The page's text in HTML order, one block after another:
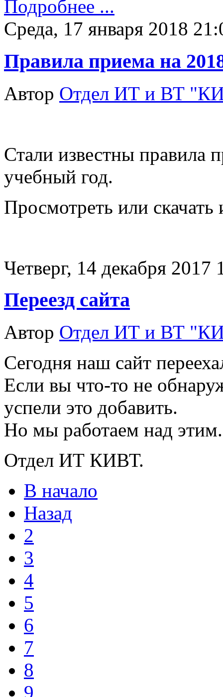
Подробнее ...
Среда, 17 января 2018
Правила приема на
Автор Отдел ИТ и ВТ
Стали известны
учебный год.
Просмотреть или
Четверг, 14 декабря 2017
Переезд сайта
Автор Отдел ИТ и ВТ
Сегодня наш сайт
Если вы что-то не
успели это добавить.
Но мы работаем над этим.
Отдел ИТ КИВТ.
В начало
Назад
2
3
4
5
6
7
8
9